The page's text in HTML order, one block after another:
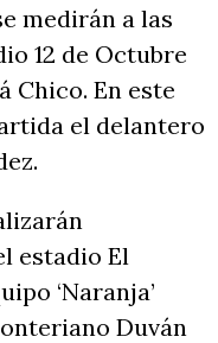
medirán a las
12 de Octubre
Chico. En este
el delantero
estadio El
‘Naranja’
Duván